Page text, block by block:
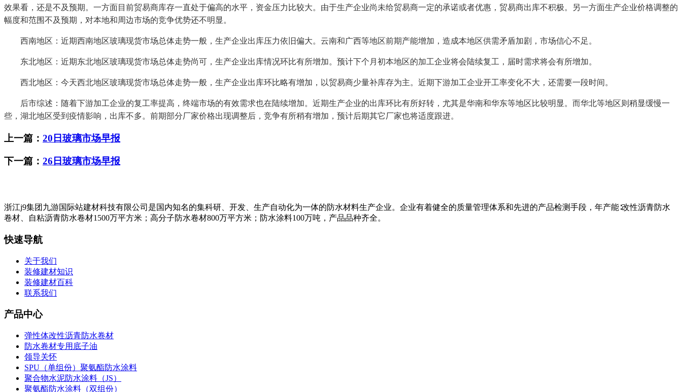
效果看，还是不及预期。一方面目前贸易商库存一直处于偏高的水平，资金压力比较大。由于生产企业尚未给贸易商一定的承诺或者优惠，贸易商出库不积极。另一方面生产企业价格调整的
幅度和范围不及预期，对本地和周边市场的竞争优势还不明显。
西南地区：近期西南地区玻璃现货市场总体走势一般，生产企业出库压力依旧偏大。云南和广西等地区前期产能增加，造成本地区供需矛盾加剧，市场信心不足。
东北地区：近期东北地区玻璃现货市场总体走势尚可，生产企业出库情况环比有所增加。预计下个月初本地区的加工企业将会陆续复工，届时需求将会有所增加。
西北地区：今天西北地区玻璃现货市场总体走势一般，生产企业出库环比略有增加，以贸易商少量补库存为主。近期下游加工企业开工率变化不大，还需要一段时间。
后市综述：随着下游加工企业的复工率提高，终端市场的有效需求也在陆续增加。近期生产企业的出库环比有所好转，尤其是华南和华东等地区比较明显。而华北等地区则稍显缓慢一
些，湖北地区受到疫情影响，出库不多。前期部分厂家价格出现调整后，竞争有所稍有增加，预计后期其它厂家也将适度跟进。
上一篇： 20日玻璃市场早报
下一篇： 26日玻璃市场早报
浙江j9集团九游国际站建材科技有限公司是国内知名的集科研、开发、生产自动化为一体的防水材料生产企业。企业有着健全的质量管理体系和先进的产品检测手段，年产能∶改性沥青防水
卷材、自粘沥青防水卷材1500万平方米；高分子防水卷材800万平方米；防水涂料100万吨，产品品种齐全。
快速导航
关于我们
装修建材知识
装修建材百科
联系我们
产品中心
弹性体改性沥青防水卷材
防水卷材专用底子油
领导关怀
SPU（单组份）聚氨酯防水涂料
聚合物水泥防水涂料（JS）
聚氨酯防水涂料（双组份）